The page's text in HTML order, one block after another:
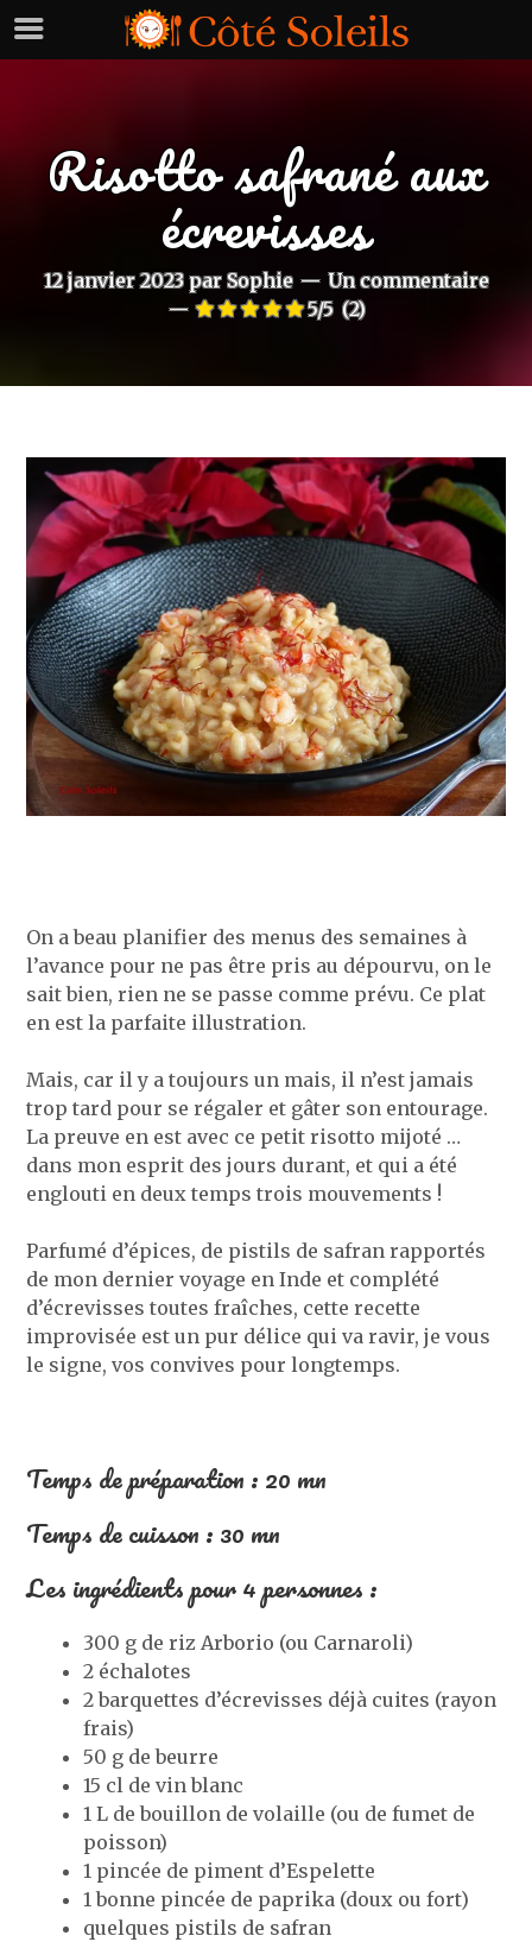
Risotto safrané aux
écrevisses
12 janvier 2023 par Sophie
Un commentaire
5/5 (2)
On a beau planifier des menus des semaines à
l’avance pour ne pas être pris au dépourvu, on le
sait bien, rien ne se passe comme prévu. Ce plat
en est la parfaite illustration.
Mais, car il y a toujours un mais, il n’est jamais
trop tard pour se régaler et gâter son entourage.
La preuve en est avec ce petit risotto mijoté …
dans mon esprit des jours durant, et qui a été
englouti en deux temps trois mouvements !
Parfumé d’épices, de pistils de safran rapportés
de mon dernier voyage en Inde et complété
d’écrevisses toutes fraîches, cette recette
improvisée est un pur délice qui va ravir, je vous
le signe, vos convives pour longtemps.
Temps de préparation : 20 mn
Temps de cuisson : 30 mn
Les ingrédients pour 4 personnes :
300 g de riz Arborio (ou Carnaroli)
2 échalotes
2 barquettes d’écrevisses déjà cuites (rayon
frais)
50 g de beurre
15 cl de vin blanc
1 L de bouillon de volaille (ou de fumet de
poisson)
1 pincée de piment d’Espelette
1 bonne pincée de paprika (doux ou fort)
quelques pistils de safran